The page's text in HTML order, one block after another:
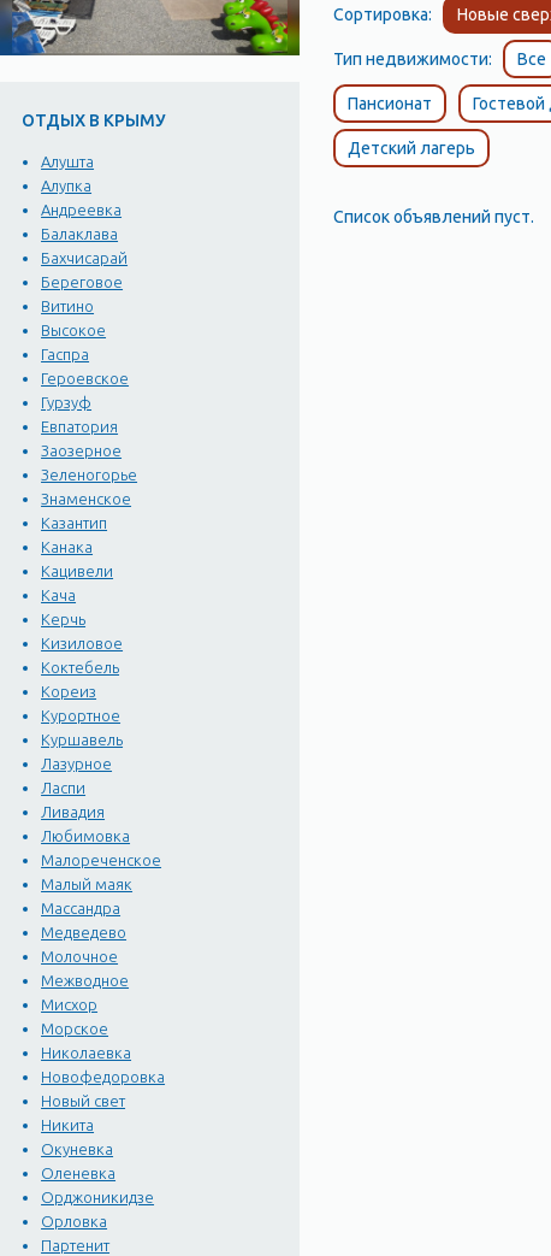
ОТДЫХ В КРЫМУ
Алушта
Алупка
Андреевка
Балаклава
Бахчисарай
Береговое
Витино
Высокое
Гаспра
Героевское
Гурзуф
Евпатория
Заозерное
Зеленогорье
Знаменское
Казантип
Канака
Кацивели
Кача
Керчь
Кизиловое
Коктебель
Кореиз
Курортное
Куршавель
Лазурное
Ласпи
Ливадия
Любимовка
Малореченское
Малый маяк
Массандра
Медведево
Молочное
Межводное
Мисхор
Морское
Николаевка
Новофедоровка
Новый свет
Никита
Окуневка
Оленевка
Орджоникидзе
Орловка
Партенит
Сортировка: Новые
Тип недвижимости: Все
Пансионат
Детский лагерь
Список объявлений пуст.